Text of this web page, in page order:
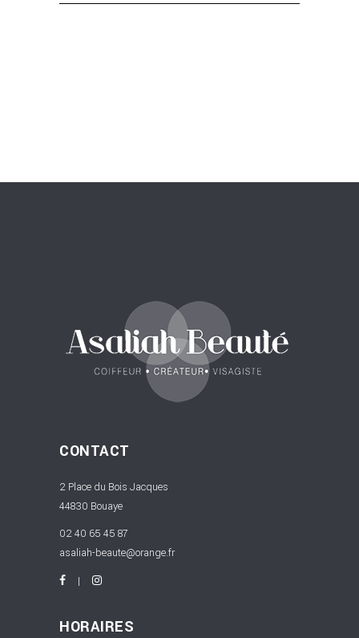
CONTACT
2 Place du Bois Jacques
44830 Bouaye
02 40 65 45 87
asaliah-beaute@orange.fr
HORAIRES